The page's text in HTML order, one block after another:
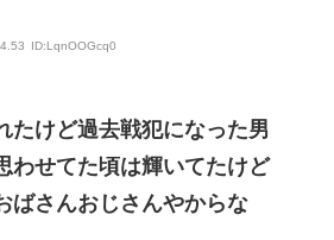
ID:LqnOOGcq0
たけど過去戦犯になった男
わせてた頃は輝いてたけど
ばさんおじさんやからな